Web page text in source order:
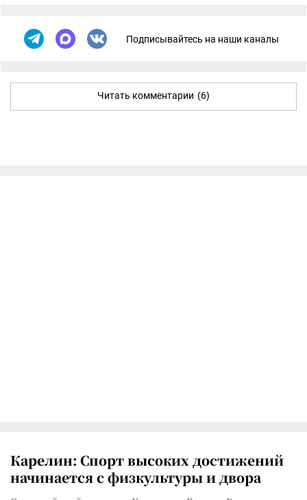
Подписывайтесь на наши каналы
Читать комментарии (6)
Карелин: Спорт высоких достижений
начинается с физкультуры и двора